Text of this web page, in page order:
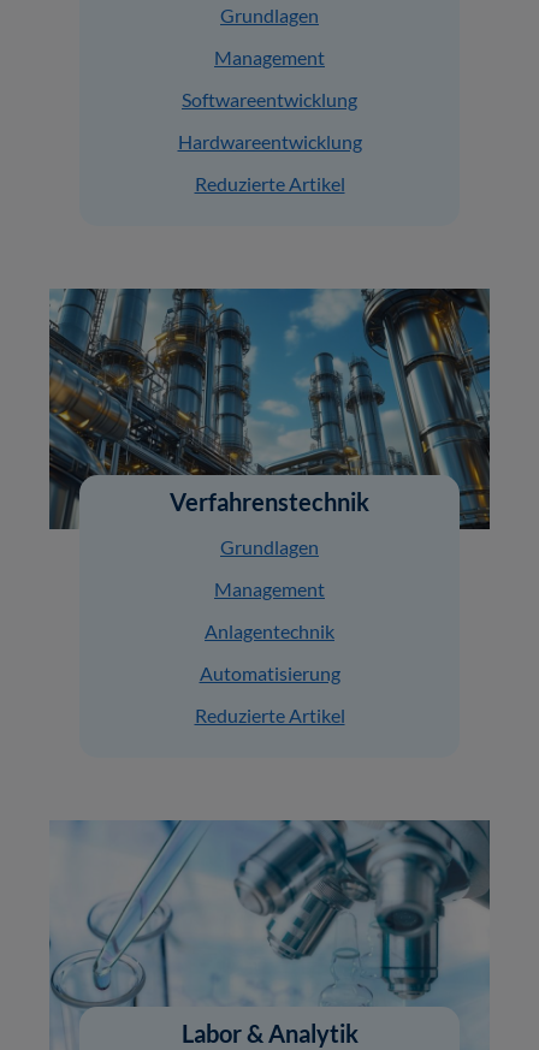
Grundlagen
Management
Softwareentwicklung
Hardwareentwicklung
Reduzierte Artikel
Verfahrenstechnik
Grundlagen
Management
Anlagentechnik
Automatisierung
Reduzierte Artikel
Labor & Analytik